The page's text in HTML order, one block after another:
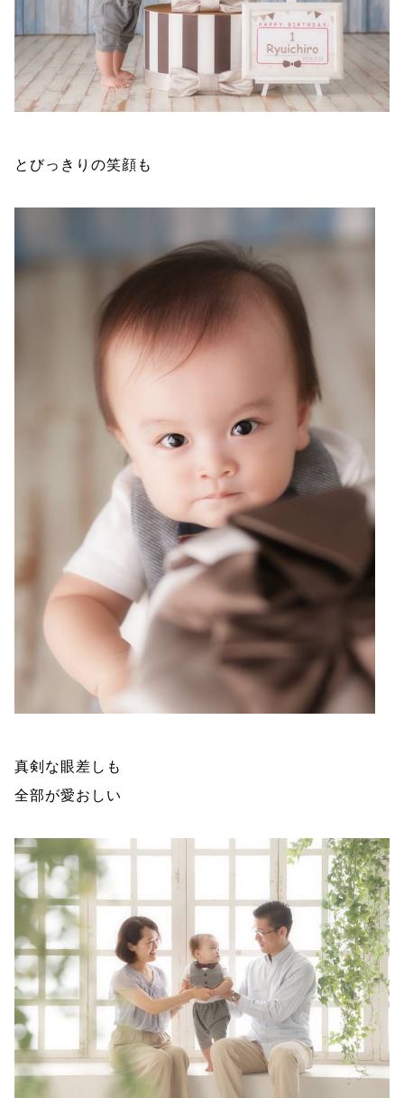
とびっきりの笑顔も
真剣な眼差しも
全部が愛おしい